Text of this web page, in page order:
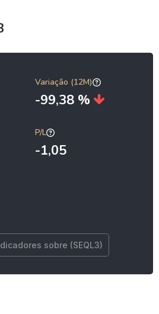
Variação (12M)
-99,38 %
P/L
-1,05
sobre (SEQL3)